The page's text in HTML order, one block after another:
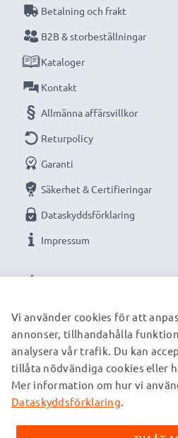
VÅRA
Betalning och frakt
B2B & storbeställningar
Kataloger
Kontakt
Allmänna affärsvillkor
Returpolicy
Garanti
Säkerhet & Certifieringar
Dataskyddsförklaring
Impressum
VÅRA FRAKTPARTNERS
© subtel.se 2026
Alla priser är inklusive moms och
varumärken tillhörande deras
Vi använder cookies för att
annonser, tillhandahålla
analysera vår trafik. Du kan
tillåta nödvändiga cookies eller
Mer information om hur vi
Dataskyddsförklaring.